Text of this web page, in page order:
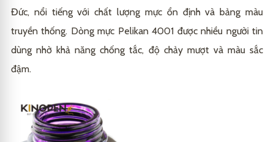
Đức, nổi tiếng với chất lượng mực ổn định và bảng màu
truyền thống. Dòng mực Pelikan 4001 được nhiều người tin
dùng nhờ khả năng chống tắc, độ chảy mượt và màu sắc
đậm.